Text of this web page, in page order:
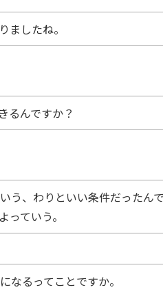
ましたね。
るんですか？
う、わりといい条件だったん
っていう。
なるってことですか。